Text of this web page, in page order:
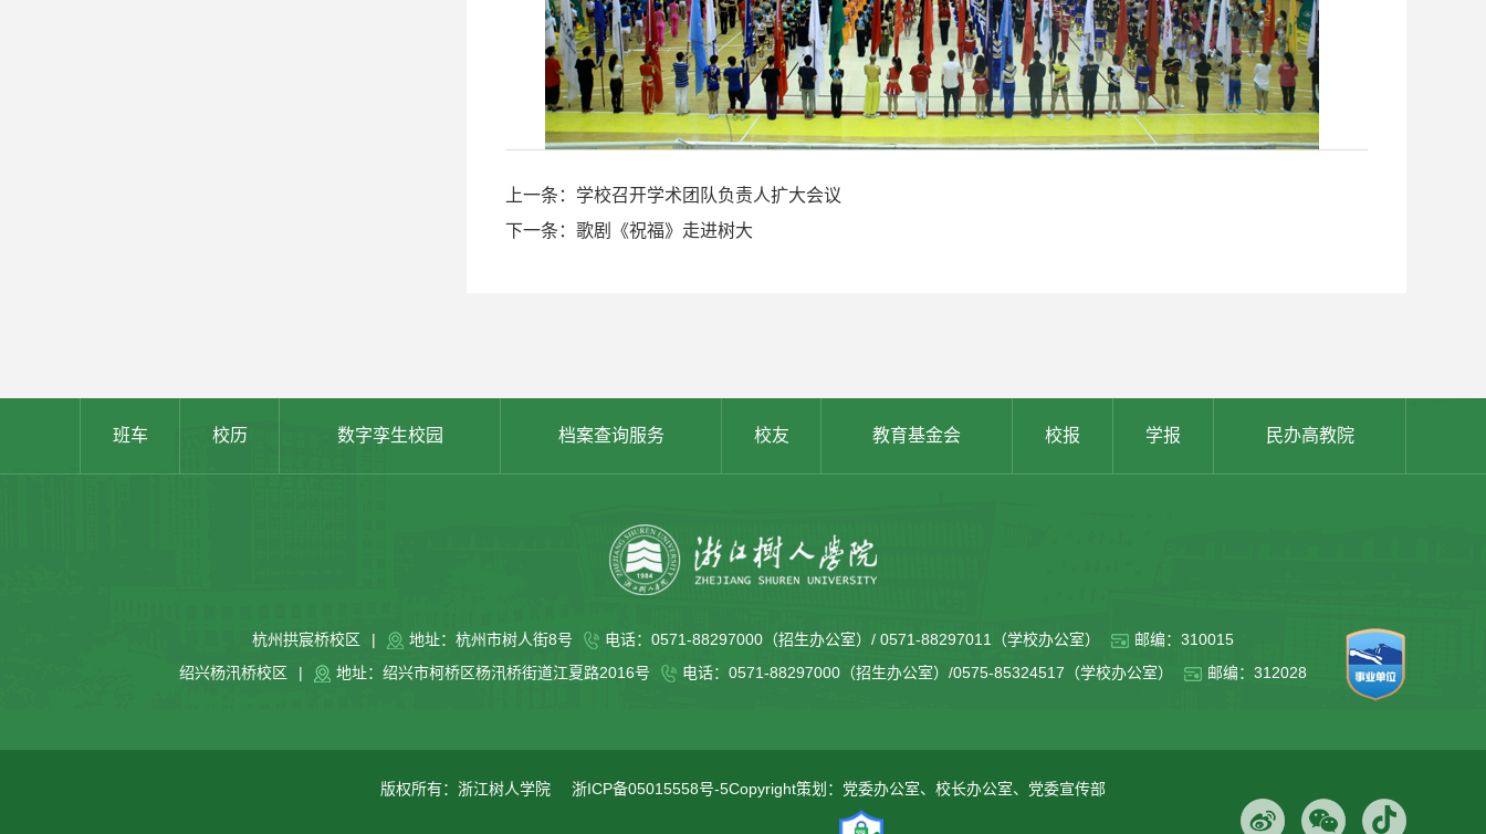
上一条：学校召开学术团队负责人扩大会议
下一条：歌剧《祝福》走进树大
班车 校历 数字孪生校园 档案查询服务 校友 教育基金会 校报 学报 民办高教院
杭州拱宸桥校区 | 地址：杭州市树人街8号 电话：0571-88297000（招生办公室）/ 0571-88297011（学校办公室）
邮编：310015
绍兴杨汛桥校区
| 地址：绍兴市柯桥区杨汛桥街道江夏路2016号 电话：0571-88297000（招生办公室）/0575-85324517（学校办公室） 邮编：312028
版权所有：浙江树人学院 浙ICP备05015558号-5Copyright策划：党委办公室、校长办公室、党委宣传部